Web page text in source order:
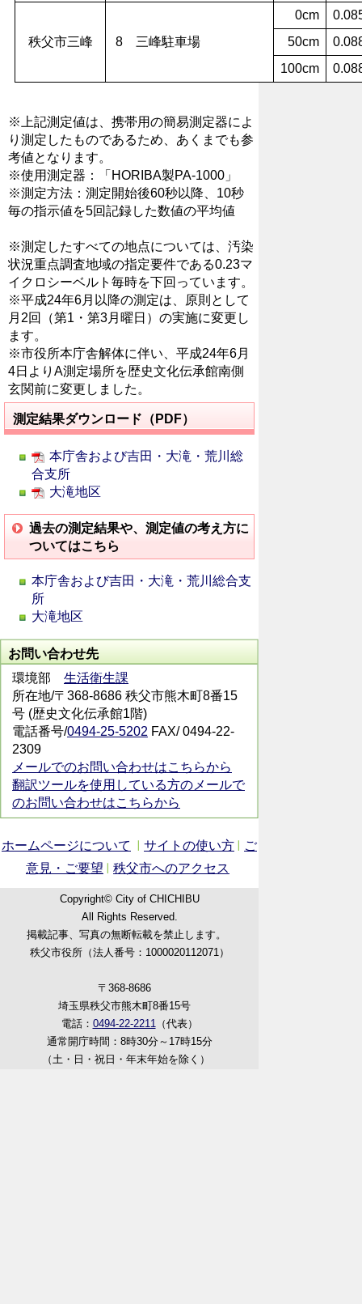
秩父市三峰 8 三峰駐車場
0cm
50cm
100cm
※上記測定値は、携帯用の簡易測定器によ
り測定したものであるため、あくまでも参
考値となります。
※使用測定器：「HORIBA製PA-1000」
※測定方法：測定開始後60秒以降、10秒
毎の指示値を5回記録した数値の平均値
※測定したすべての地点については、汚染
状況重点調査地域の指定要件である0.23マ
イクロシーベルト毎時を下回っています。
※平成24年6月以降の測定は、原則として
月2回（第1・第3月曜日）の実施に変更し
ます。
※市役所本庁舎解体に伴い、平成24年6月
4日よりA測定場所を歴史文化伝承館南側
玄関前に変更しました。
測定結果ダウンロード（PDF）
本庁舎および吉田・大滝・荒川総
合支所
大滝地区
過去の測定結果や、測定値の考え方に
ついてはこちら
本庁舎および吉田・大滝・荒川総合支
所
大滝地区
お問い合わせ先
環境部 生活衛生課
所在地/〒368-8686 秩父市熊木町8番15
号 (歴史文化伝承館1階)
電話番号/0494-25-5202 FAX/ 0494-22-
2309
メールでのお問い合わせはこちらから
翻訳ツールを使用している方のメールで
のお問い合わせはこちらから
ホームページについて サイトの使い方
ご
意見・ご要望
秩父市へのアクセス
Copyright© City of CHICHIBU
All Rights Reserved.
掲載記事、写真の無断転載を禁止します。
秩父市役所（法人番号：1000020112071）
〒368-8686
埼玉県秩父市熊木町8番15号
電話： 0494-22-2211
（代表）
通常開庁時間：8時30分～17時15分
（土・日・祝日・年末年始を除く）